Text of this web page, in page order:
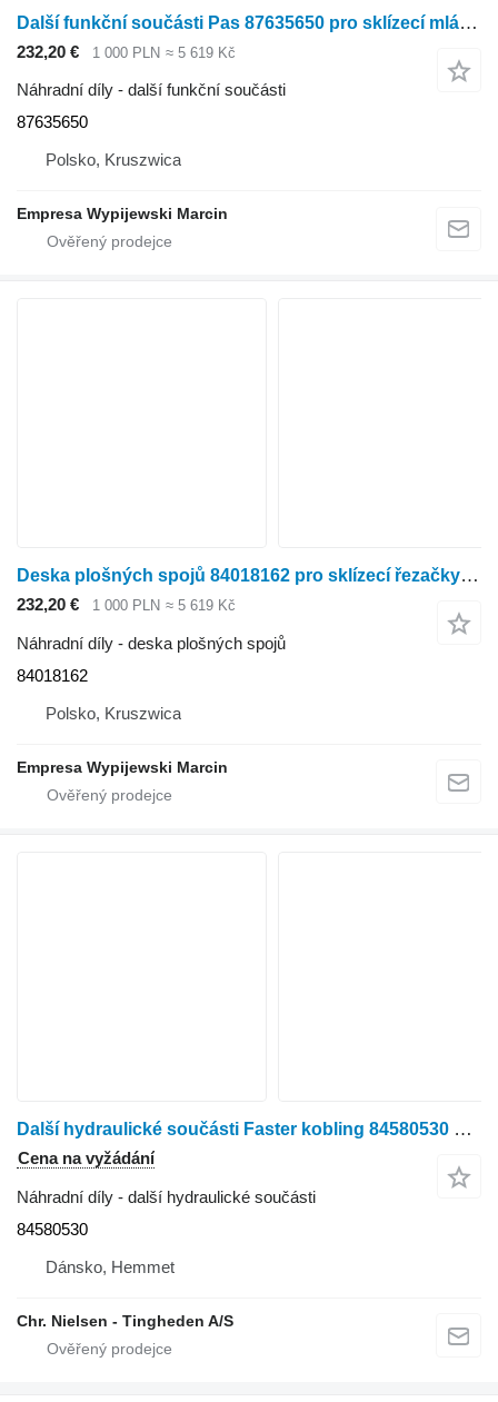
Další funkční součásti Pas 87635650 pro sklízecí mlátičku New Holland CL560
232,20 € 1 000 PLN ≈ 5 619 Kč
Náhradní díly - další funkční součásti
87635650
Polsko, Kruszwica
Empresa Wypijewski Marcin
Deska plošných spojů 84018162 pro sklízecí řezačky New Holland FX28, FX38, FX45, FX48, FX50, FX58
232,20 € 1 000 PLN ≈ 5 619 Kč
Náhradní díly - deska plošných spojů
84018162
Polsko, Kruszwica
Empresa Wypijewski Marcin
Další hydraulické součásti Faster kobling 84580530 pro sklízecí mlátičku New Holland CR9.90
Cena na vyžádání
Náhradní díly - další hydraulické součásti
84580530
Dánsko, Hemmet
Chr. Nielsen - Tingheden A/S